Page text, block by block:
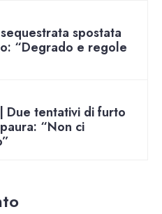
spostata
“Degrado e regole
Due tentativi di furto
“Non ci